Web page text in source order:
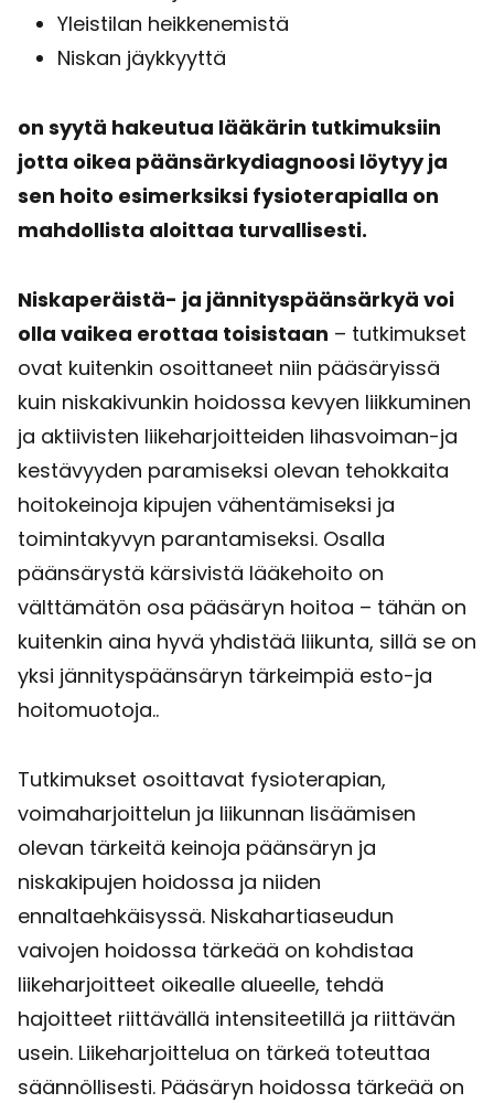
Yleistilan heikkenemistä
Niskan jäykkyyttä
on syytä hakeutua lääkärin tutkimuksiin
jotta oikea päänsärkydiagnoosi löytyy ja
sen hoito esimerksiksi fysioterapialla on
mahdollista aloittaa turvallisesti.
Niskaperäistä- ja jännityspäänsärkyä voi
olla vaikea erottaa toisistaan – tutkimukset
ovat kuitenkin osoittaneet niin pääsäryissä
kuin niskakivunkin hoidossa kevyen liikkuminen
ja aktiivisten liikeharjoitteiden lihasvoiman-ja
kestävyyden paramiseksi olevan tehokkaita
hoitokeinoja kipujen vähentämiseksi ja
toimintakyvyn parantamiseksi. Osalla
päänsärystä kärsivistä lääkehoito on
välttämätön osa pääsäryn hoitoa – tähän on
kuitenkin aina hyvä yhdistää liikunta, sillä se on
yksi jännityspäänsäryn tärkeimpiä esto-ja
hoitomuotoja..
Tutkimukset osoittavat fysioterapian,
voimaharjoittelun ja liikunnan lisäämisen
olevan tärkeitä keinoja päänsäryn ja
niskakipujen hoidossa ja niiden
ennaltaehkäisyssä. Niskahartiaseudun
vaivojen hoidossa tärkeää on kohdistaa
liikeharjoitteet oikealle alueelle, tehdä
hajoitteet riittävällä intensiteetillä ja riittävän
usein. Liikeharjoittelua on tärkeä toteuttaa
säännöllisesti. Pääsäryn hoidossa tärkeää on